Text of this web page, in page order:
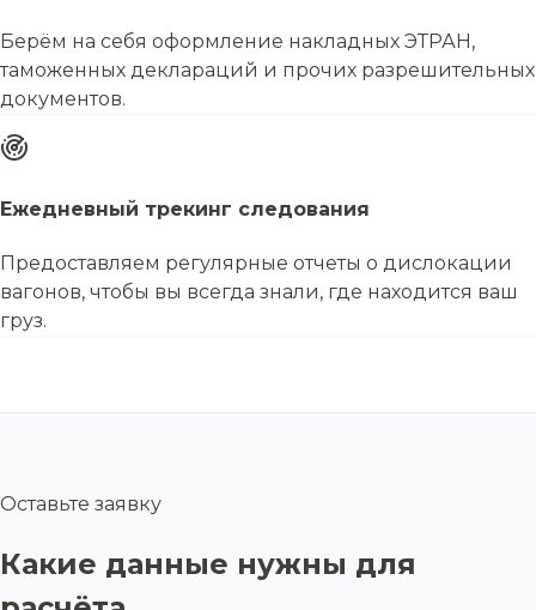
Берём на себя оформление накладных ЭТРАН,
таможенных деклараций и прочих разрешительных
документов.
Ежедневный трекинг следования
Предоставляем регулярные отчеты о дислокации
вагонов, чтобы вы всегда знали, где находится ваш
груз.
Оставьте заявку
Какие данные нужны для